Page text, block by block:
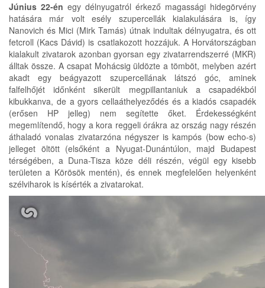
Június 22-én egy délnyugatról érkező magassági hidegörvény
hatására már volt esély szupercellák kialakulására is, így
Nanovich és Mici (Mirk Tamás) útnak indultak délnyugatra, és ott
fetcroll (Kacs Dávid) is csatlakozott hozzájuk. A Horvátországban
kialakult zivatarok azonban gyorsan egy zivatarrendszerré (MKR)
álltak össze. A csapat Mohácsig üldözte a tömböt, melyben azért
akadt egy beágyazott szupercellának látszó góc, aminek
falfelhőjét időnként sikerült megpillantaniuk a csapadékból
kibukkanva, de a gyors cellaáthelyeződés és a kiadós csapadék
(erősen HP jelleg) nem segítette őket. Érdekességként
megemlítendő, hogy a kora reggeli órákra az ország nagy részén
áthaladó vonalas zivatarzóna négyszer is kampós (bow echo-s)
jelleget öltött (elsőként a Nyugat-Dunántúlon, majd Budapest
térségében, a Duna-Tisza köze déli részén, végül egy kisebb
területen a Körösök mentén), és ennek megfelelően helyenként
szélviharok is kísérték a zivatarokat.